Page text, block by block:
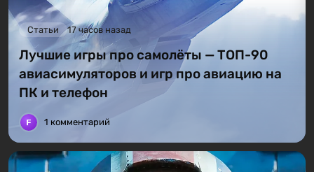
Статьи 17 часов назад
Лучшие игры про самолёты — ТОП-90
авиасимуляторов и игр про авиацию на
ПК и телефон
1 комментарий